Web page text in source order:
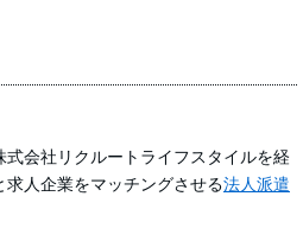
会社リクルートライフスタイルを経
求人企業をマッチングさせる法人派遣